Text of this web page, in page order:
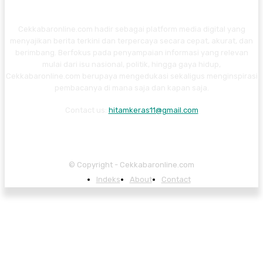
hitamkeras11@gmail.com
© Copyright - Cekkabaronline.com
Indeks
About Contact